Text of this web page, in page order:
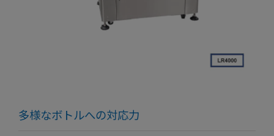
多様なボトルへの対応力